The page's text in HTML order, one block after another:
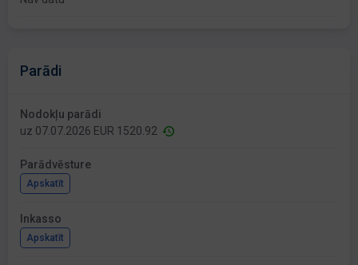
Parādi
Nodokļu parādi
uz 07.07.2026 EUR 1520.92
Parādvēsture
Apskatīt
Inkasso
Apskatīt